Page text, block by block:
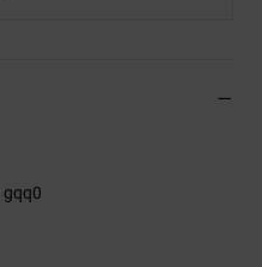
gqq0